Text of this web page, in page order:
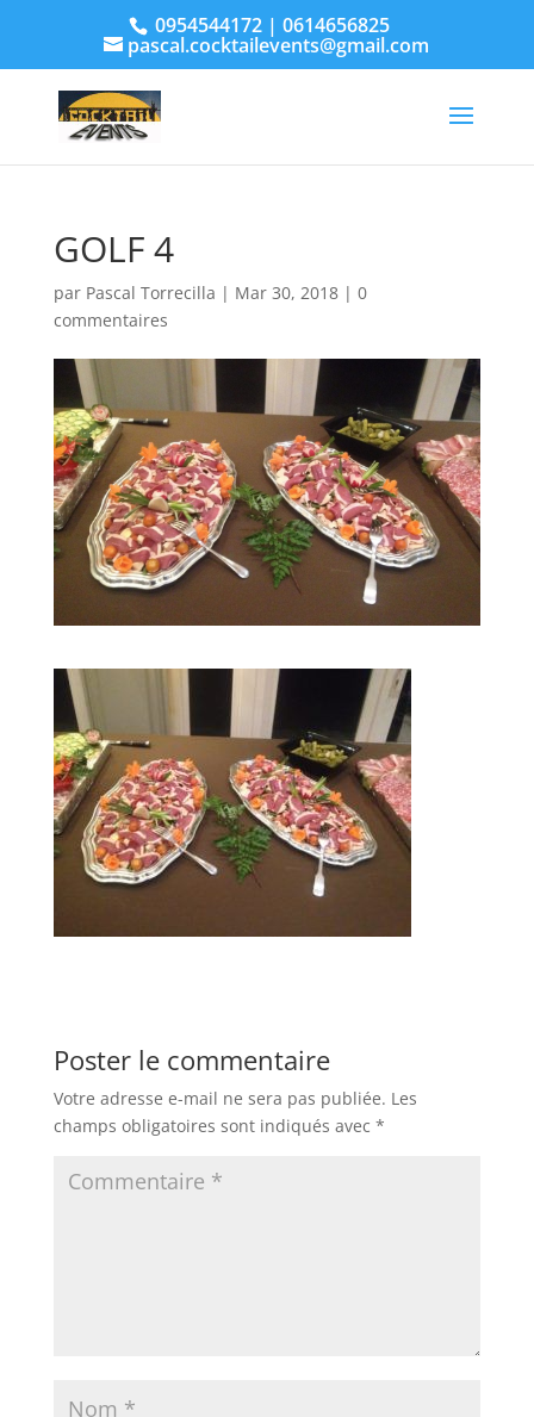
0954544172 | 0614656825
pascal.cocktailevents@gmail.com
GOLF 4
par Pascal Torrecilla | Mar 30, 2018| 0
commentaires
Poster le commentaire
Votre adresse e-mail ne sera pas publiée. Les
champs obligatoires sont indiqués avec *